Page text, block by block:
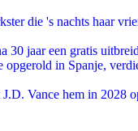
die 's nachts haar
30 jaar een gratis
opgerold in Spanje,
Vance hem in 2028